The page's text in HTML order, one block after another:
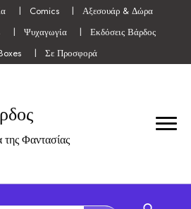
Comics
Αξεσουάρ & Δώρα
Ψυχαγωγία
Εκδόσεις Βάρδος
Σε Προσφορά
Φαντασίας